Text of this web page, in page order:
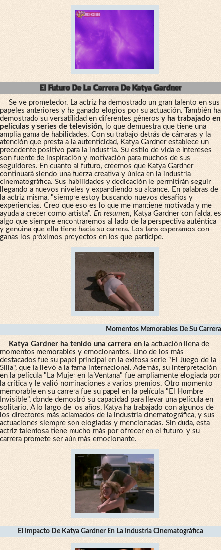
El Futuro De La Carrera De Katya Gardner
Se ve prometedor. La actriz ha demostrado un gran talento en sus
papeles anteriores y ha ganado elogios por su actuación. También ha
demostrado su versatilidad en diferentes géneros y ha trabajado en
películas y series de televisión, lo que demuestra que tiene una
amplia gama de habilidades. Con su trabajo detrás de cámaras y la
atención que presta a la autenticidad, Katya Gardner establece un
precedente positivo para la industria. Su estilo de vida e intereses
son fuente de inspiración y motivación para muchos de sus
seguidores. En cuanto al futuro, creemos que Katya Gardner
continuará siendo una fuerza creativa y única en la industria
cinematográfica. Sus habilidades y dedicación le permitirán seguir
llegando a nuevos niveles y expandiendo su alcance. En palabras de
la actriz misma, "siempre estoy buscando nuevos desafíos y
experiencias. Creo que eso es lo que me mantiene motivada y me
ayuda a crecer como artista". En resumen, Katya Gardner con falda, es
algo que siempre encontraremos al lado de la perspectiva auténtica
y genuina que ella tiene hacia su carrera. Los fans esperamos con
ganas los próximos proyectos en los que participe.
Momentos Memorables De Su Carrera
Katya Gardner ha tenido una carrera en la actuación llena de
momentos memorables y emocionantes. Uno de los más
destacados fue su papel principal en la exitosa serie "El Juego de la
Silla", que la llevó a la fama internacional. Además, su interpretación
en la película "La Mujer en la Ventana" fue ampliamente elogiada por
la crítica y le valió nominaciones a varios premios. Otro momento
memorable en su carrera fue su papel en la película "El Hombre
Invisible", donde demostró su capacidad para llevar una película en
solitario. A lo largo de los años, Katya ha trabajado con algunos de
los directores más aclamados de la industria cinematográfica, y sus
actuaciones siempre son elogiadas y mencionadas. Sin duda, esta
actriz talentosa tiene mucho más por ofrecer en el futuro, y su
carrera promete ser aún más emocionante.
El Impacto De Katya Gardner En La Industria Cinematográfica